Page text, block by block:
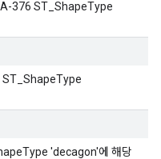
376 ST_ShapeType
ST_ShapeType
'decagon'에 해당